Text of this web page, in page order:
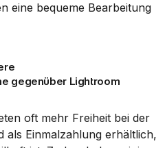
eine bequeme Bearbeitung
gegenüber Lightroom
oft mehr Freiheit bei der
als Einmalzahlung erhältlich,